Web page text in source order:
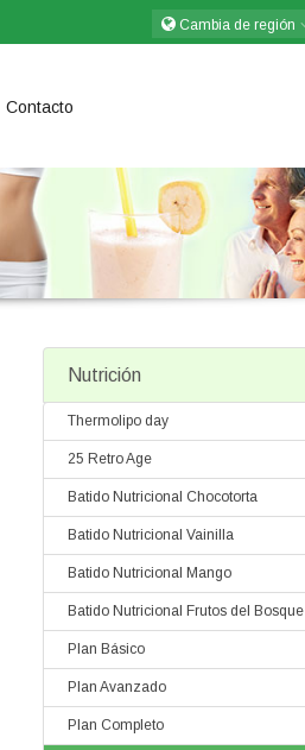
Cambia de región
Contacto
Nutrición
Thermolipo day
25 Retro Age
Batido Nutricional Chocotorta
Batido Nutricional Vainilla
Batido Nutricional Mango
Batido Nutricional Frutos del Bosque
Plan Básico
Plan Avanzado
Plan Completo